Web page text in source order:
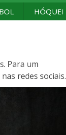
HÓQUEI
Para um
redes sociais.